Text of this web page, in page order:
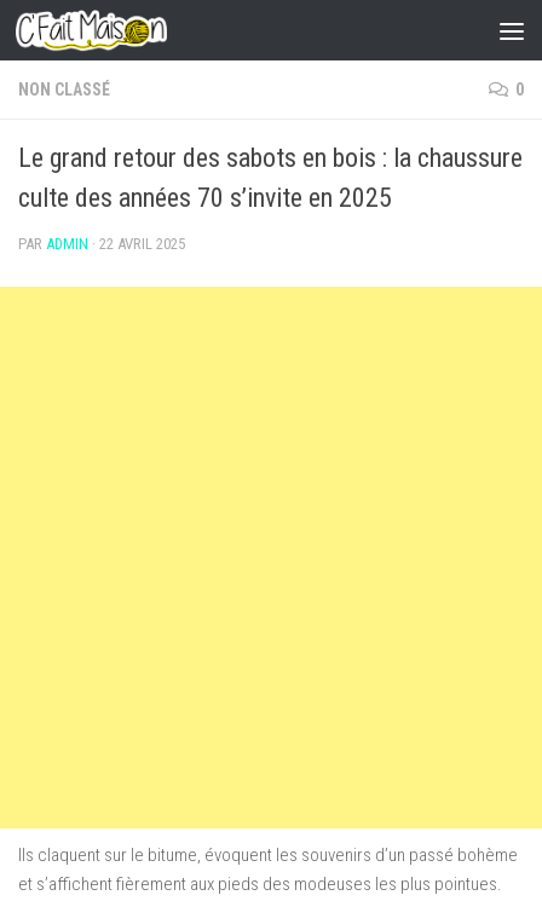
Skip to content
NON CLASSÉ 0
Le grand retour des sabots en bois : la chaussure
culte des années 70 s’invite en 2025
PAR ADMIN · 22 AVRIL 2025
Ils claquent sur le bitume, évoquent les souvenirs d’un passé bohème
et s’affichent fièrement aux pieds des modeuses les plus pointues.